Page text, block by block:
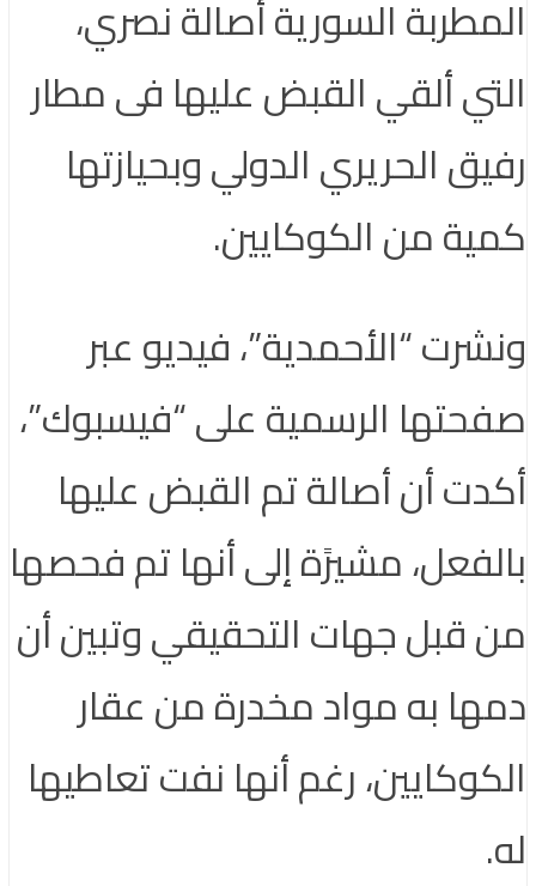
المطربة السورية أصالة نصري،
التي ألقي القبض عليها فى مطار
رفيق الحريري الدولي وبحيازتها
كمية من الكوكايين.
ونشرت “الأحمدية”، فيديو عبر
صفحتها الرسمية على “فيسبوك”،
أكدت أن أصالة تم القبض عليها
بالفعل، مشيرًة إلى أنها تم فحصها
من قبل جهات التحقيقي وتبين أن
دمها به مواد مخدرة من عقار
الكوكايين، رغم أنها نفت تعاطيها
له.